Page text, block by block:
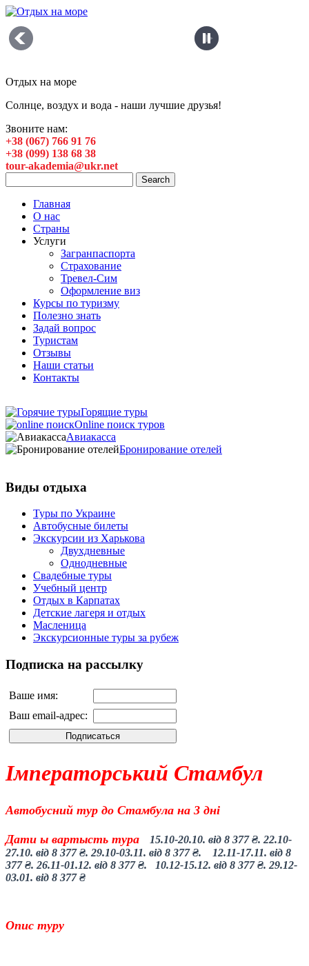
Отдых на море
Солнце, воздух и вода - наши лучшие друзья!
Звоните нам:
+38 (067) 766 91 76
+38 (099) 138 68 38
tour-akademia@ukr.net
Главная
О нас
Страны
Услуги
Загранпаспорта
Страхование
Тревел-Сим
Оформление виз
Курсы по туризму
Полезно знать
Задай вопрос
Туристам
Отзывы
Наши статьи
Контакты
Горящие туры
Online поиск туров
Авиакасса
Бронирование отелей
Виды отдыха
Туры по Украине
Автобусные билеты
Экскурсии из Харькова
Двухдневные
Однодневные
Свадебные туры
Учебный центр
Отдых в Карпатах
Детские лагеря и отдых
Масленица
Экскурсионные туры за рубеж
Подписка на рассылку
Ваше имя:
Ваш email-адрес:
Імператорський Стамбул
Автобусний тур до Стамбула на 3 дні
Дати ы вартысть тура 15.10-20.10. від 8 377 ₴. 22.10-
27.10. від 8 377 ₴. 29.10-03.11. від 8 377 ₴. 12.11-17.11. від 8
377 ₴. 26.11-01.12. від 8 377 ₴. 10.12-15.12. від 8 377 ₴. 29.12-
03.01. від 8 377 ₴
Опис туру